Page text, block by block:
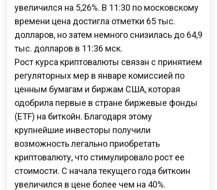
увеличился на 5,26%. В 11:30 по московскому
времени цена достигла отметки 65 тыс.
долларов, но затем немного снизилась до 64,9
тыс. долларов в 11:36 мск.
Рост курса криптовалюты связан с принятием
регуляторных мер в январе комиссией по
ценным бумагам и биржам США, которая
одобрила первые в стране биржевые фонды
(ETF) на биткойн. Благодаря этому
крупнейшие инвесторы получили
возможность легально приобретать
криптовалюту, что стимулировало рост ее
стоимости. С начала текущего года биткоин
увеличился в цене более чем на 40%.